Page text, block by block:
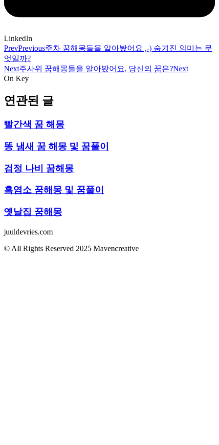
LinkedIn
PrevPrevious주차 꿈해몽들을 알아봤어요 ,-) 숨겨진 의미는 무
엇일까?
Next주사위 꿈해몽들을 알아봤어요, 당신의 꿈은?Next
On Key
연관된 글
빨간색 꿈 해몽
똥 냄새 꿈 해몽 및 꿈풀이
검정 나비 꿈해몽
흑염소 꿈해몽 및 꿈풀이
옛날집 꿈해몽
juuldevries.com
© All Rights Reserved 2025 Mavencreative